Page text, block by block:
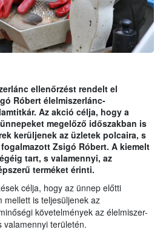
ellenőrzést rendelt el
Róbert élelmiszerlánc-
Az akció célja, hogy a
megelőző időszakban is
kerüljenek az üzletek polcaira, s
Zsigó Róbert. A kiemelt
tart, s valamennyi, az
terméket érinti.
célja, hogy az ünnep előtti
mellett is teljesüljenek az
követelmények az élelmiszer-
területén.